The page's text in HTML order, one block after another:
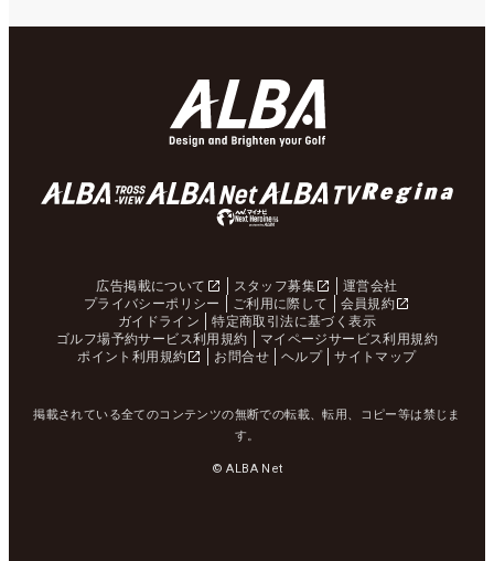
広告掲載について スタッフ募集
運営会社
プライバシーポリシー
ご利用に際して
会員規約
ガイドライン
特定商取引法に基づく表示
ゴルフ場予約サービス利用規約
マイページサービス利用規約
ポイント利用規約
お問合せ ヘルプ サイトマップ
掲載されている全てのコンテンツの無断での転載、転用、コピー等は禁じま
す。
© ALBA Net